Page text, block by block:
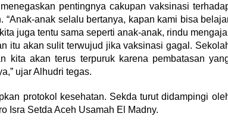
pentingnya cakupan vaksinasi
anak selalu bertanya, kapan kami bisa
juga tentu sama seperti anak-anak, rindu
itu akan sulit terwujud jika vaksinasi gagal.
kita akan terus terpuruk karena pembatasan
ujar Alhudri tegas.
protokol kesehatan. Sekda turut didampingi
Isra Setda Aceh Usamah El Madny.